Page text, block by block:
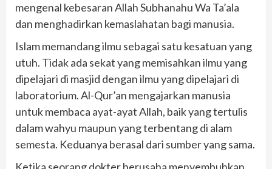
mengenal kebesaran Allah Subhanahu Wa Ta’ala
dan menghadirkan kemaslahatan bagi manusia.
Islam memandang ilmu sebagai satu kesatuan yang
utuh. Tidak ada sekat yang memisahkan ilmu yang
dipelajari di masjid dengan ilmu yang dipelajari di
laboratorium. Al-Qur’an mengajarkan manusia
untuk membaca ayat-ayat Allah, baik yang tertulis
dalam wahyu maupun yang terbentang di alam
semesta. Keduanya berasal dari sumber yang sama.